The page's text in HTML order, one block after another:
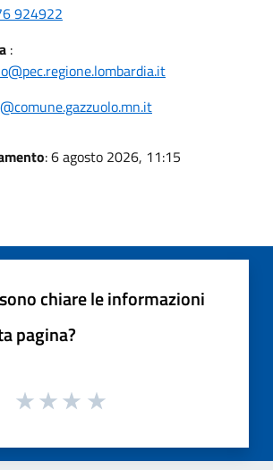
924922
:
: 6 agosto 2026, 11:15
chiare le informazioni
pagina?